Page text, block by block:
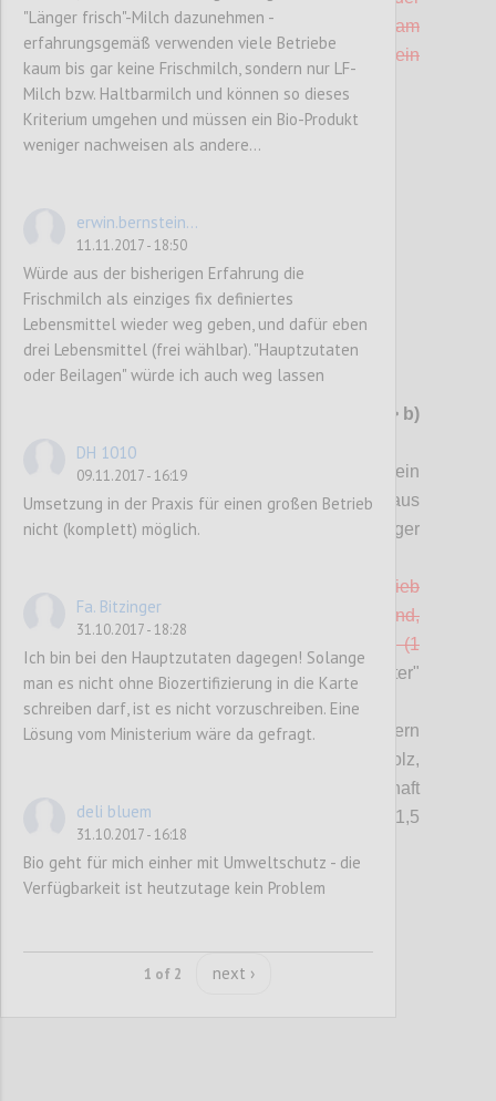
Wandbeläge, die im Betrieb bzw. am
Betriebsstandort vorhanden sind, tragen ein
Umweltzeichen nach ISO Typ I (1 Punkt).
P102
-> b)
in Kriterium "Gebrauchsgüter" integriert
a) Für (Garten-) Möbel aus Holz liegt ein
Nachweis vor, dass das verwendete Holz aus
regionaler und
nachhaltiger
b) Mindestens 10 % der Möbel, die im Betrieb
bzw. am Betriebsstandort vorhanden sind,
tragen ein Umweltzeichen nach ISO Typ I (1
Punkt).
-> b) in Kriterium "Gebrauchsgüter"
integriert
c) Mindestens 70% der Möbel in den Zimmern
aus Vollholz,
idealerweise aus nachhaltiger Holzwirtschaft
(mit PEFC oder FSC-Gütesiegel). (1,5
Punkte)
"Länger frisch"-Milch dazunehmen -
erfahrungsgemäß verwenden viele Betriebe
kaum bis gar keine Frischmilch, sondern nur LF-
Milch bzw. Haltbarmilch und können so dieses
Kriterium umgehen und müssen ein Bio-Produkt
weniger nachweisen als andere...
erwin.bernstein...
11.11.2017 - 18:50
Würde aus der bisherigen Erfahrung die
Frischmilch als einziges fix definiertes
Lebensmittel wieder weg geben, und dafür eben
drei Lebensmittel (frei wählbar). "Hauptzutaten
oder Beilagen" würde ich auch weg lassen
DH 1010
09.11.2017 - 16:19
Umsetzung in der Praxis für einen großen Betrieb
nicht (komplett) möglich.
Fa. Bitzinger
31.10.2017 - 18:28
Ich bin bei den Hauptzutaten dagegen! Solange
man es nicht ohne Biozertifizierung in die Karte
schreiben darf, ist es nicht vorzuschreiben. Eine
Lösung vom Ministerium wäre da gefragt.
deli bluem
31.10.2017 - 16:18
Bio geht für mich einher mit Umweltschutz - die
Verfügbarkeit ist heutzutage kein Problem
1 of 2 next ›